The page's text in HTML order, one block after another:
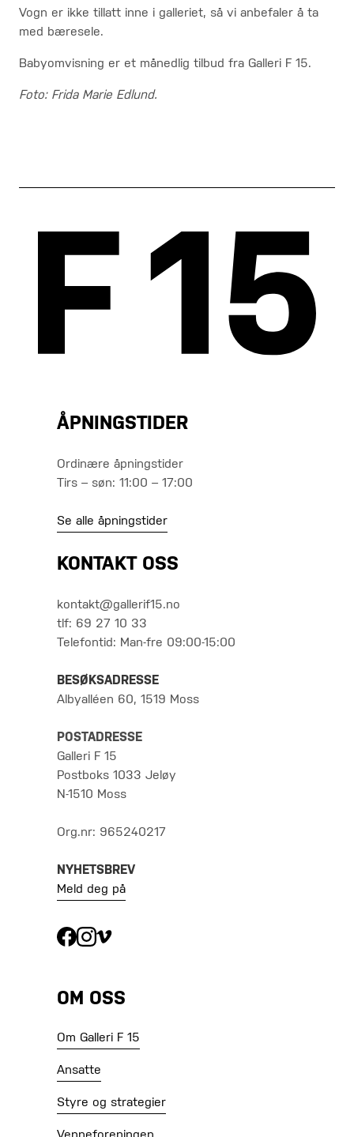
Vogn er ikke tillatt inne i galleriet, så vi anbefaler å ta
med bæresele.
Babyomvisning er et månedlig tilbud fra Galleri F 15.
Foto: Frida Marie Edlund.
ÅPNINGSTIDER
Ordinære åpningstider
Tirs – søn: 11:00 – 17:00
Se alle åpningstider
KONTAKT OSS
kontakt@gallerif15.no
tlf: 69 27 10 33
Telefontid: Man-fre 09:00-15:00
BESØKSADRESSE
Albyalléen 60, 1519 Moss
POSTADRESSE
Galleri F 15
Postboks 1033 Jeløy
N-1510 Moss
Org.nr: 965240217
NYHETSBREV
Meld deg på
OM OSS
Om Galleri F 15
Ansatte
Styre og strategier